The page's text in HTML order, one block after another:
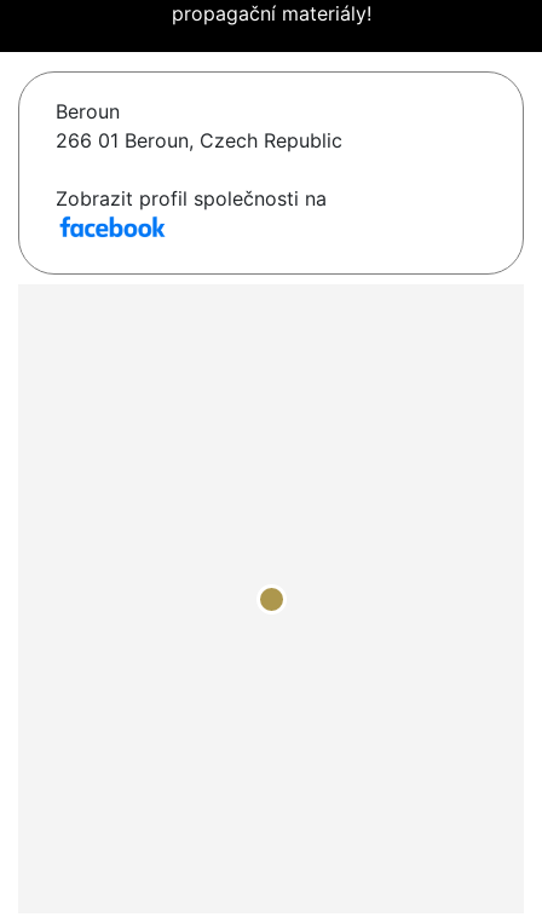
propagační materiály!
Beroun
266 01 Beroun, Czech Republic
Zobrazit profil společnosti na